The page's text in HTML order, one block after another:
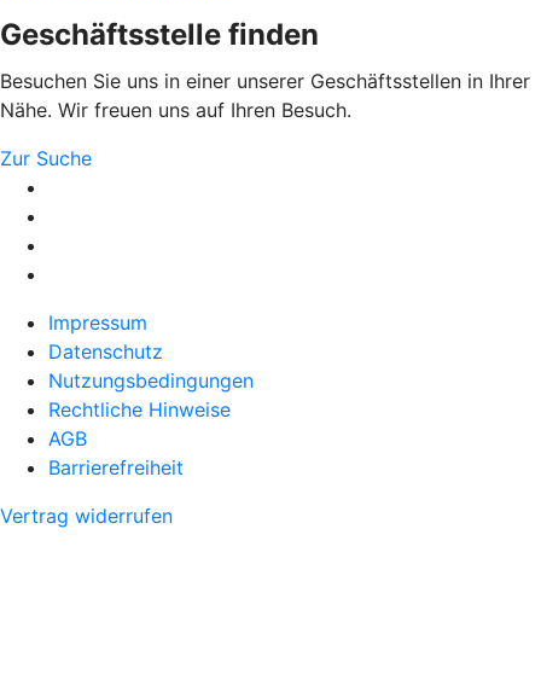
Geschäftsstelle finden
Besuchen Sie uns in einer unserer Geschäftsstellen in Ihrer
Nähe. Wir freuen uns auf Ihren Besuch.
Zur Suche
Impressum
Datenschutz
Nutzungsbedingungen
Rechtliche Hinweise
AGB
Barrierefreiheit
Vertrag widerrufen